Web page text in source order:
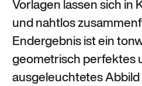
Vorlagen lassen sich in
und nahtlos
Endergebnis ist ein
geometrisch perfektes
ausgeleuchtetes Abbild